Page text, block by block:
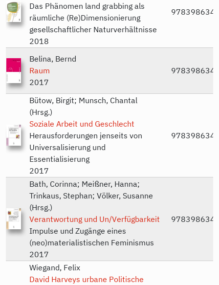
Das Phänomen land grabbing als
räumliche (Re)Dimensionierung
gesellschaftlicher Naturverhältnisse
2018
Belina, Bernd
Raum
2017
Bütow, Birgit; Munsch, Chantal
(Hrsg.)
Soziale Arbeit und Geschlecht
Herausforderungen jenseits von
Universalisierung und
Essentialisierung
2017
Bath, Corinna; Meißner, Hanna;
Trinkaus, Stephan; Völker, Susanne
(Hrsg.)
Verantwortung und Un/Verfügbarkeit
Impulse und Zugänge eines
(neo)materialistischen Feminismus
2017
Wiegand, Felix
David Harveys urbane Politische